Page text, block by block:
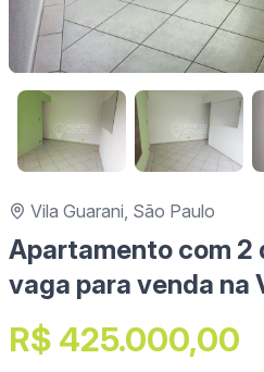
Vila Guarani, São Paulo
Apartamento com 2
vaga para venda na
R$ 425.000,00